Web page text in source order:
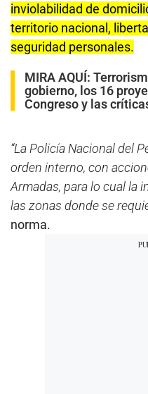
inviolabilidad de
territorio nacional,
seguridad personales.
MIRA AQUÍ:
gobierno, los 16
Congreso y las
“La Policía Nacional del
orden interno, con
Armadas, para lo cual la
las zonas donde se
norma.